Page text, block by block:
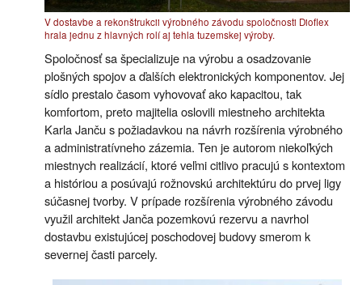
V dostavbe a rekonštrukcii výrobného závodu spoločnosti Dioflex
hrala jednu z hlavných rolí aj tehla tuzemskej výroby.
Spoločnosť sa špecializuje na výrobu a osadzovanie
plošných spojov a ďalších elektronických komponentov. Jej
sídlo prestalo časom vyhovovať ako kapacitou, tak
komfortom, preto majitelia oslovili miestneho architekta
Karla Janču s požiadavkou na návrh rozšírenia výrobného
a administratívneho zázemia. Ten je autorom niekoľkých
miestnych realizácií, ktoré veľmi citlivo pracujú s kontextom
a históriou a posúvajú rožnovskú architektúru do prvej ligy
súčasnej tvorby. V prípade rozšírenia výrobného závodu
využil architekt Janča pozemkovú rezervu a navrhol
dostavbu existujúcej poschodovej budovy smerom k
severnej časti parcely.